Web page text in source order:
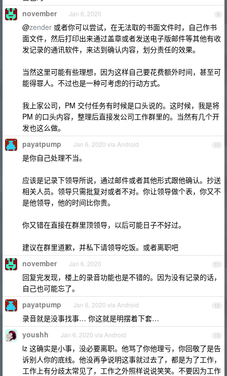
9
november Jan 6, 2020
@zender 或者你可以尝试，在无法取的书面文件时，自己作书
面文件，然后打印出来通过盖章或者发送电子版邮件等其他有收
发记录的通讯软件，来达到确认内容，划分责任的效果。
当然这里可能有些理想，因为这样自己要花费额外时间，甚至可
能得罪人。不过也是一种可考虑的行动方式。
我上家公司，PM 交付任务有时候是口头说的。这时候，我是将
PM 的口头内容，整理后直接发公司工作群里的。当然有几个开
发也这么做。
10
payatpump Jan 6, 2020 via Android
是你自己处理不当。
应该是记录下领导所说，通过邮件或者其他形式跟他确认。抄送
相关人员。领导只需批复对或者不对。你让领导做个表，你又不
是他领导，他的时间比你贵。
你又错在直接在群里顶领导，以后可能日子不好过。
建议在群里道歉，并私下请领导吃饭。或者离职吧
11
november Jan 6, 2020
回复完发现，楼上的录音功能也是不错的。因为没有记录的话，
自己也可能忘了。
12
payatpump Jan 6, 2020 via Android
录音就是没事找事… 你这就是明摆着下套…
13
youshh Jan 6, 2020 via Android
lz 这确实是小事，没必要离职。他骂了你他理亏，你回敬了是告
诉别人你的底线。他没再争说明这事就过去了，都是为了工作，
工作上有分歧太常见了，工作之外照样说说笑笑。不要因为工作